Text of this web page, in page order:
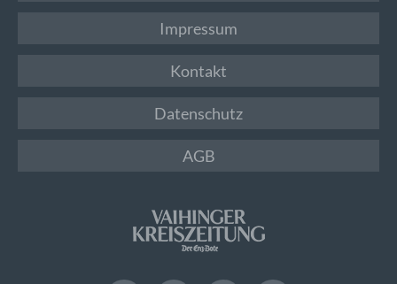
Impressum
Kontakt
Datenschutz
AGB